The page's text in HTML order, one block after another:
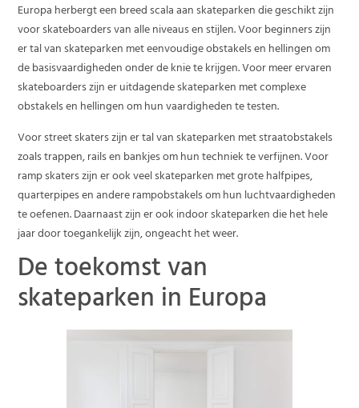
Europa herbergt een breed scala aan skateparken die geschikt zijn
voor skateboarders van alle niveaus en stijlen. Voor beginners zijn
er tal van skateparken met eenvoudige obstakels en hellingen om
de basisvaardigheden onder de knie te krijgen. Voor meer ervaren
skateboarders zijn er uitdagende skateparken met complexe
obstakels en hellingen om hun vaardigheden te testen.
Voor street skaters zijn er tal van skateparken met straatobstakels
zoals trappen, rails en bankjes om hun techniek te verfijnen. Voor
ramp skaters zijn er ook veel skateparken met grote halfpipes,
quarterpipes en andere rampobstakels om hun luchtvaardigheden
te oefenen. Daarnaast zijn er ook indoor skateparken die het hele
jaar door toegankelijk zijn, ongeacht het weer.
De toekomst van
skateparken in Europa